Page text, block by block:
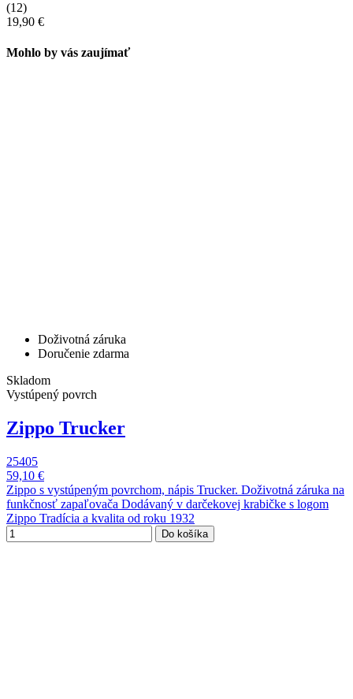
(12)
19,90 €
Mohlo by vás zaujímať
Doživotná záruka
Doručenie zdarma
Skladom
Vystúpený povrch
Zippo Trucker
25405
59,10 €
Zippo s vystúpeným povrchom, nápis Trucker. Doživotná záruka na
funkčnosť zapaľovača Dodávaný v darčekovej krabičke s logom
Zippo Tradícia a kvalita od roku 1932
Do košíka